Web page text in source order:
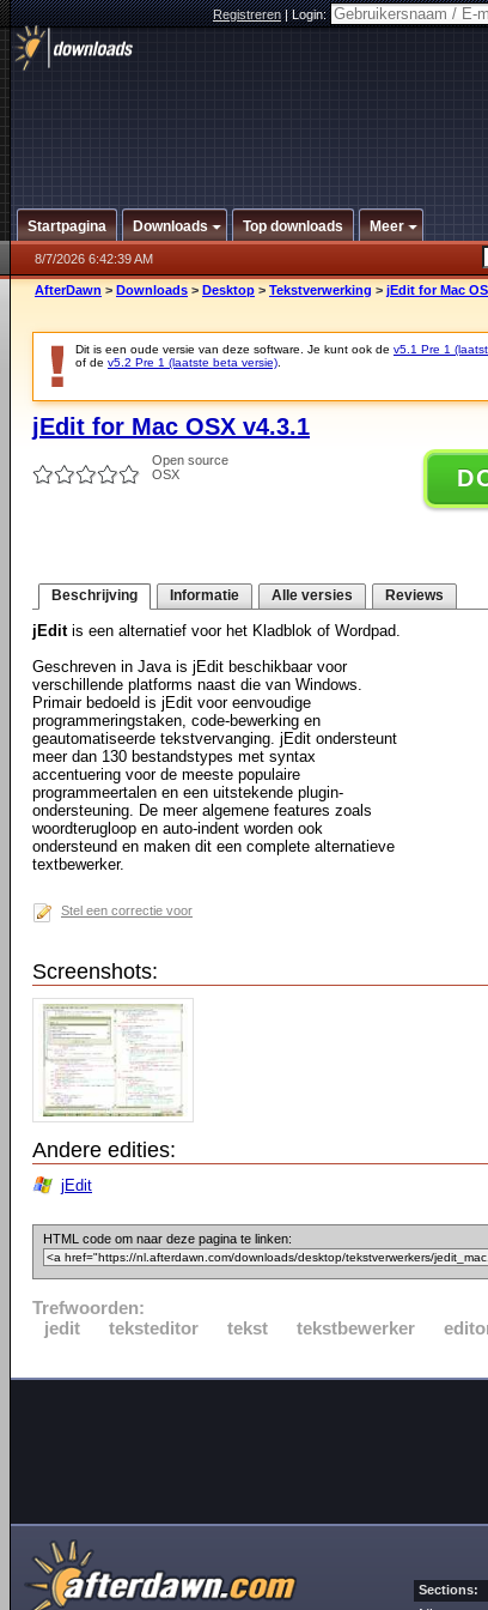
Registreren|Login:
Startpagina Downloads Top downloads Meer
8/7/2026 6:42:39 AM
AfterDawn > Downloads > Desktop > Tekstverwerking > jEdit for Mac
Dit is een oude versie van deze software. Je kunt ook de v5.1 Pre 1
of de v5.2 Pre 1 (laatste beta versie)
jEdit for Mac OSX v4.3.1
Open source
OSX
Beschrijving Informatie Alle versies Reviews
jEditis een alternatief voor het Kladblok of Wordpad.
Geschreven in Java is jEdit beschikbaar voor
verschillende platforms naast die van Windows.
Primair bedoeld is jEdit voor eenvoudige
programmeringstaken, code-bewerking en
geautomatiseerde tekstvervanging. jEdit ondersteunt
meer dan 130 bestandstypes met syntax
accentuering voor de meeste populaire
programmeertalen en een uitstekende plugin-
ondersteuning. De meer algemene features zoals
woordterugloop en auto-indent worden ook
ondersteund en maken dit een complete alternatieve
textbewerker.
Stel een correctie voor
Screenshots:
Andere edities:
jEdit
HTML code om naar deze pagina te linken:
Trefwoorden:
jedit
teksteditor tekst tekstbewerker
Sections: